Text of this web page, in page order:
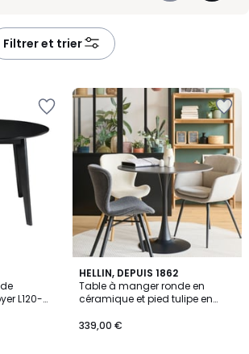
et des finitions adaptées à chaque pièce.
Filtrer et trier
L120-
HELLIN, DEPUIS 1862
Table à manger ronde en
céramique et pied tulipe en
339,00 €
4,8
/ 5
2
Couleurs